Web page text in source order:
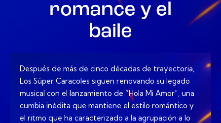
romance y el
baile
Después de más de cinco décadas de trayectoria,
Los Súper Caracoles siguen renovando su legado
musical con el lanzamiento de “Hola Mi Amor”, una
cumbia inédita que mantiene el estilo romántico y
el ritmo que ha caracterizado a la agrupación a lo